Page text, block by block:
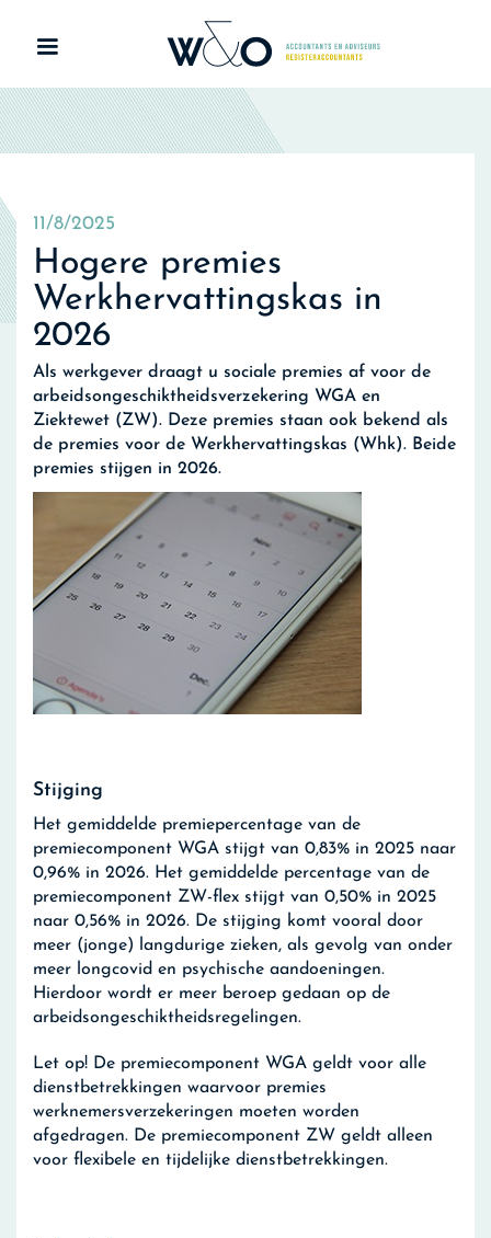
11/8/2025
Hogere premies
Werkhervattingskas in
2026
Als werkgever draagt u sociale premies af voor de
arbeidsongeschiktheidsverzekering WGA en
Ziektewet (ZW). Deze premies staan ook bekend als
de premies voor de Werkhervattingskas (Whk). Beide
premies stijgen in 2026.
Stijging
Het gemiddelde premiepercentage van de
premiecomponent WGA stijgt van 0,83% in 2025 naar
0,96% in 2026. Het gemiddelde percentage van de
premiecomponent ZW-flex stijgt van 0,50% in 2025
naar 0,56% in 2026. De stijging komt vooral door
meer (jonge) langdurige zieken, als gevolg van onder
meer longcovid en psychische aandoeningen.
Hierdoor wordt er meer beroep gedaan op de
arbeidsongeschiktheidsregelingen.
Let op! De premiecomponent WGA geldt voor alle
dienstbetrekkingen waarvoor premies
werknemersverzekeringen moeten worden
afgedragen. De premiecomponent ZW geldt alleen
voor flexibele en tijdelijke dienstbetrekkingen.